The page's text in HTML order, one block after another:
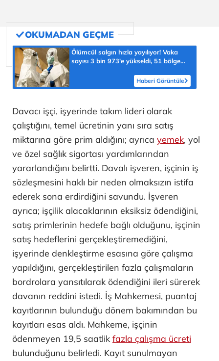
Ölümcül salgın hızla yayılıyor! Vaka
sayısı 3 bin 973'e yükseldi, 51 bölge
Haberi Görüntüle
Davacı işçi, işyerinde takım lideri olarak
çalıştığını, temel ücretinin yanı sıra satış
miktarına göre prim aldığını; ayrıca yemek, yol
ve özel sağlık sigortası yardımlarından
yararlandığını belirtti. Davalı işveren, işçinin iş
sözleşmesini haklı bir neden olmaksızın istifa
ederek sona erdirdiğini savundu. İşveren
ayrıca; işçilik alacaklarının eksiksiz ödendiğini,
satış primlerinin hedefe bağlı olduğunu, işçinin
satış hedeflerini gerçekleştiremediğini,
işyerinde denkleştirme esasına göre çalışma
yapıldığını, gerçekleştirilen fazla çalışmaların
bordrolara yansıtılarak ödendiğini ileri sürerek
davanın reddini istedi. İş Mahkemesi, puantaj
kayıtlarının bulunduğu dönem bakımından bu
kayıtları esas aldı. Mahkeme, işçinin
ödenmeyen 19,5 saatlik fazla çalışma ücreti
bulunduğunu belirledi. Kayıt sunulmayan